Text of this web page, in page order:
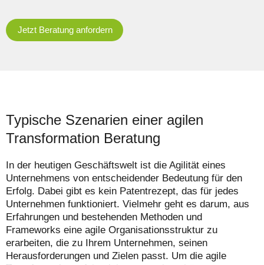
Jetzt Beratung anfordern
Typische Szenarien einer agilen
Transformation Beratung
In der heutigen Geschäftswelt ist die Agilität eines
Unternehmens von entscheidender Bedeutung für den
Erfolg. Dabei gibt es kein Patentrezept, das für jedes
Unternehmen funktioniert. Vielmehr geht es darum, aus
Erfahrungen und bestehenden Methoden und
Frameworks eine agile Organisationsstruktur zu
erarbeiten, die zu Ihrem Unternehmen, seinen
Herausforderungen und Zielen passt. Um die agile